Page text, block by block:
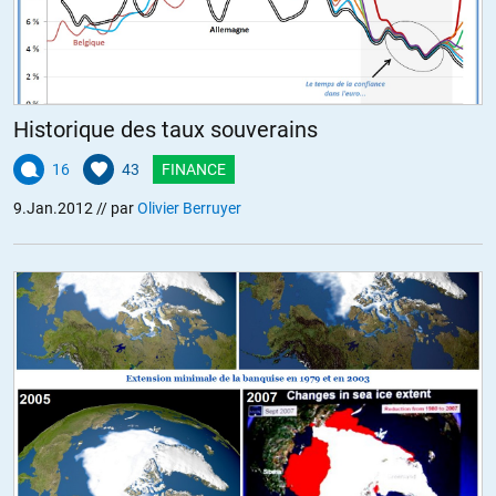
Ardéchoix//10.01.2012 à 10h29
@Sirus
Désolé de pas être sauvé aussi , j’aurais bien aimé , mais quand je
clic sur le lien ,celui-ci me demande de m’abonner a Boursorama
Je ne suis pas partisan de spéculer sur la date de la perte du AAA ,
pour une bonne raison que ces agences de notation sont manipulées
par ces 15 hedges funds anglo-saxons pour leur propre intérêts
dans cette attaque spéculative contre l’Europe . Il est urgent de
décréter par les nations que les notations de ces agences sont sans
valeurs et hors la loi.
ALERTER
Historique des taux souverains
16 43 FINANCE
9.Jan.2012 // parOlivier Berruyer